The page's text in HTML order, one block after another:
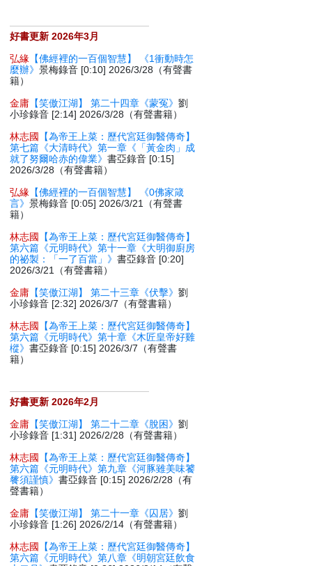
好書更新 2026年3月
弘緣 【佛經裡的一百個智慧】 《1衝動時怎
麼辦》景梅錄音 [0:10] 2026/3/28（有聲書
籍）
金庸 【笑傲江湖】 第二十四章《蒙冤》劉
小珍錄音 [2:14] 2026/3/28（有聲書籍）
林志國
【為帝王上菜：歷代宮廷御醫傳奇】
第七篇《大清時代》第一章《「黃金肉」成
就了努爾哈赤的偉業》書亞錄音 [0:15]
2026/3/28（有聲書籍）
弘緣 【佛經裡的一百個智慧】 《0佛家箴
言》景梅錄音 [0:05] 2026/3/21（有聲書
籍）
林志國
【為帝王上菜：歷代宮廷御醫傳奇】
第六篇《元明時代》第十一章《大明御廚房
的祕製：「一了百當」》書亞錄音 [0:20]
2026/3/21（有聲書籍）
金庸 【笑傲江湖】 第二十三章《伏擊》劉
小珍錄音 [2:32] 2026/3/7（有聲書籍）
林志國
【為帝王上菜：歷代宮廷御醫傳奇】
第六篇《元明時代》第十章《木匠皇帝好雞
樅》書亞錄音 [0:15] 2026/3/7（有聲書
籍）
好書更新 2026年2月
金庸 【笑傲江湖】 第二十二章《脫困》劉
小珍錄音 [1:31] 2026/2/28（有聲書籍）
林志國
【為帝王上菜：歷代宮廷御醫傳奇】
第六篇《元明時代》第九章《河豚雖美味饕
餮須謹慎》書亞錄音 [0:15] 2026/2/28（有
聲書籍）
金庸 【笑傲江湖】 第二十一章《囚居》劉
小珍錄音 [1:26] 2026/2/14（有聲書籍）
林志國
【為帝王上菜：歷代宮廷御醫傳奇】
第六篇《元明時代》第八章《明朝宮廷飲食